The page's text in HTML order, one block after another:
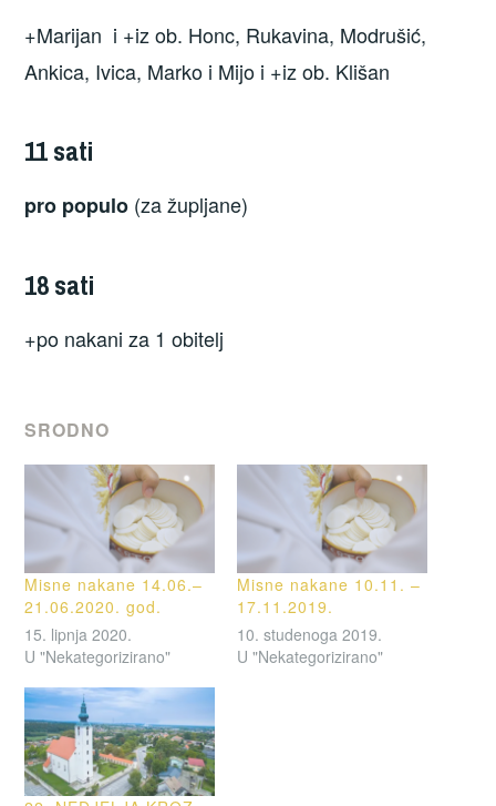
+Marijan i +iz ob. Honc, Rukavina, Modrušić,
Ankica, Ivica, Marko i Mijo i +iz ob. Klišan
11 sati
pro populo (za župljane)
18 sati
+po nakani za 1 obitelj
SRODNO
Misne nakane 14.06.–
21.06.2020. god.
15. lipnja 2020.
U "Nekategorizirano"
Misne nakane 10.11. –
17.11.2019.
10. studenoga 2019.
U "Nekategorizirano"